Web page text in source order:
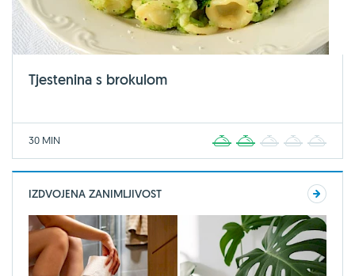
Tjestenina s brokulom
30 MIN 2 3 4
IZDVOJENA ZANIMLJIVOST